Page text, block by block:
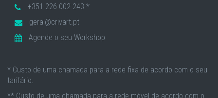
+351 226 002 243 *
geral@crivart.pt
Agende o seu Workshop
* Custo de uma chamada para a rede fixa de acordo com o seu
tarifário.
** Custo de uma chamada para a rede móvel de acordo com o